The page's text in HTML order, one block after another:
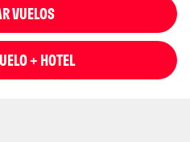
VUELOS
+ HOTEL